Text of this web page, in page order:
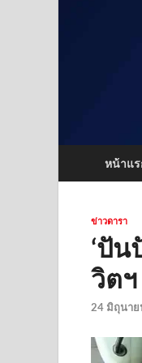
หน้าแร
ข่าวดารา
‘ปั
วิตฯ
24 มิถุนา